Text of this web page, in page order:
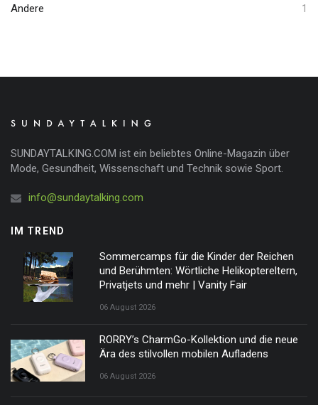
Andere 1
SUNDAYTALKING.COM ist ein beliebtes Online-Magazin über
Mode, Gesundheit, Wissenschaft und Technik sowie Sport.
info@sundaytalking.com
IM TREND
Sommercamps für die Kinder der Reichen
und Berühmten: Wörtliche Helikoptereltern,
Privatjets und mehr | Vanity Fair
06 August 2026
RORRY’s CharmGo-Kollektion und die neue
Ära des stilvollen mobilen Aufladens
06 August 2026